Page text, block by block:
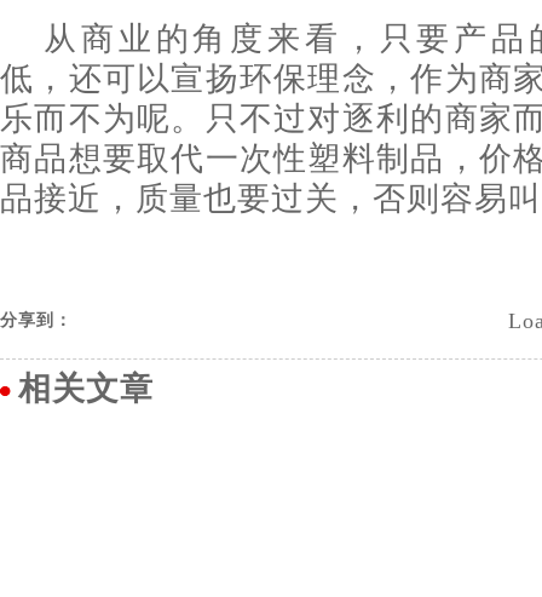
从商业的角度来看，只要产品
低，还可以宣扬环保理念，作为商
乐而不为呢。只不过对逐利的商家
商品想要取代一次性塑料制品，价
品接近，质量也要过关，否则容易
分享到：
相关文章